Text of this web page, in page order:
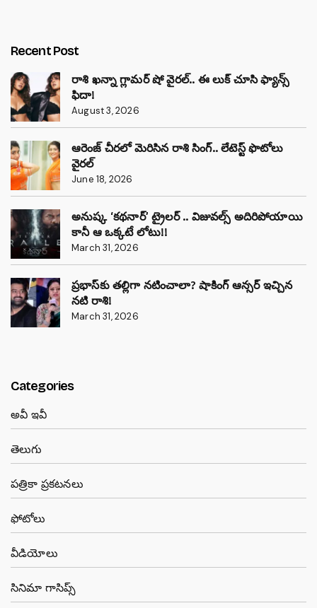
Recent Post
రాశి ఖన్నా గ్లామర్ షో వైరల్.. ఈ లుక్ చూసి ఫ్యాన్స్
ఫిదా!
August 3, 2026
ఆరెంజ్ చీరలో మెరిసిన రాశి సింగ్.. లేటెస్ట్ ఫొటోలు
వైరల్
June 18, 2026
అనుష్క ‘కథనార్’ ట్రైలర్ .. విజువల్స్ అదిరిపోయాయి
కానీ ఆ ఒక్కటే లోటు!!
March 31, 2026
ప్రభాస్‌కు తల్లిగా నటించాలా? షాకింగ్ ఆన్సర్ ఇచ్చిన
నటి రాశి!
March 31, 2026
Categories
అవీ ఇవీ
తెలుగు
పత్రికా ప్రకటనలు
ఫోటోలు
వీడియోలు
సినిమా గాసిప్స్